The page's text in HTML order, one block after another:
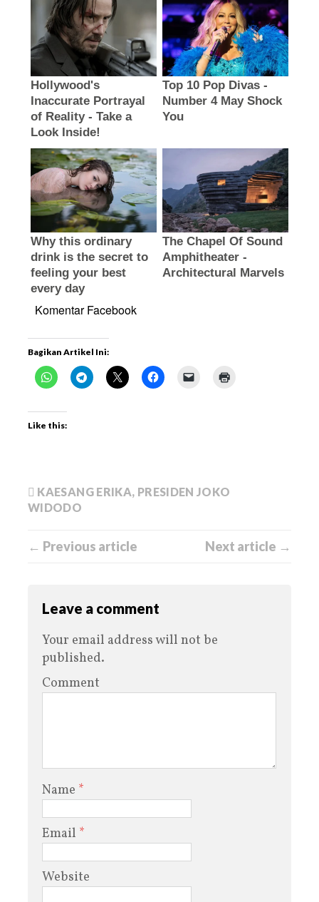
Komentar Facebook
Bagikan Artikel Ini:
Like this:
KAESANG ERIKA, PRESIDEN JOKO
WIDODO
← Previous article Next article →
Leave a comment
Your email address will not be
published.
Comment
Name *
Email *
Website